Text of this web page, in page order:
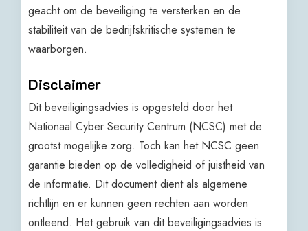
geacht om de beveiliging te versterken en de
stabiliteit van de bedrijfskritische systemen te
waarborgen.
Disclaimer
Dit beveiligingsadvies is opgesteld door het
Nationaal Cyber Security Centrum (NCSC) met de
grootst mogelijke zorg. Toch kan het NCSC geen
garantie bieden op de volledigheid of juistheid van
de informatie. Dit document dient als algemene
richtlijn en er kunnen geen rechten aan worden
ontleend. Het gebruik van dit beveiligingsadvies is